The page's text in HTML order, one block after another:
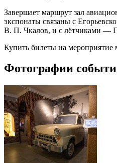
Завершает маршрут зал
экспонаты связаны с
В. П. Чкалов, и с лётчиками —
Купить билеты на мероприятие
Фотографии